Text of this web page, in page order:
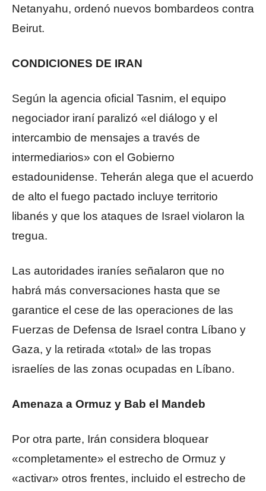
Netanyahu, ordenó nuevos bombardeos contra
Beirut.
CONDICIONES DE IRAN
Según la agencia oficial Tasnim, el equipo
negociador iraní paralizó «el diálogo y el
intercambio de mensajes a través de
intermediarios» con el Gobierno
estadounidense. Teherán alega que el acuerdo
de alto el fuego pactado incluye territorio
libanés y que los ataques de Israel violaron la
tregua.
Las autoridades iraníes señalaron que no
habrá más conversaciones hasta que se
garantice el cese de las operaciones de las
Fuerzas de Defensa de Israel contra Líbano y
Gaza, y la retirada «total» de las tropas
israelíes de las zonas ocupadas en Líbano.
Amenaza a Ormuz y Bab el Mandeb
Por otra parte, Irán considera bloquear
«completamente» el estrecho de Ormuz y
«activar» otros frentes, incluido el estrecho de